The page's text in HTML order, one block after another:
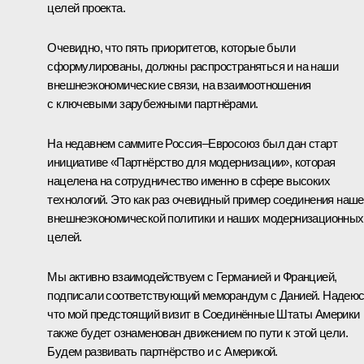
целей проекта.
Очевидно, что пять приоритетов, которые были
сформулированы, должны распространяться и на наши
внешнеэкономические связи, на взаимоотношения
с ключевыми зарубежными партнёрами.
На недавнемсаммите Россия–Евросоюзбыл дан старт
инициативе «Партнёрство для модернизации», которая
нацелена на сотрудничество именно в сфере высоких
технологий. Это как раз очевидный пример соединения
внешнеэкономической политики и наших модернизационных
целей.
Мы активно взаимодействуем с Германией и Францией,
подписали соответствующий меморандум с Данией.
что мой предстоящий визит в Соединённые Штаты Америки
также будет ознаменован движением по пути к этой цели.
Будем развивать партнёрство и с Америкой.